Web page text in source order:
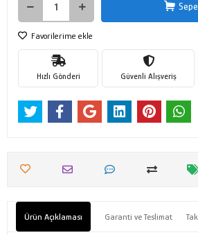
Favorilerime ekle
Hızlı Gönderi Güvenli Alışveriş
Ürün Açıklaması Garanti ve Teslimat